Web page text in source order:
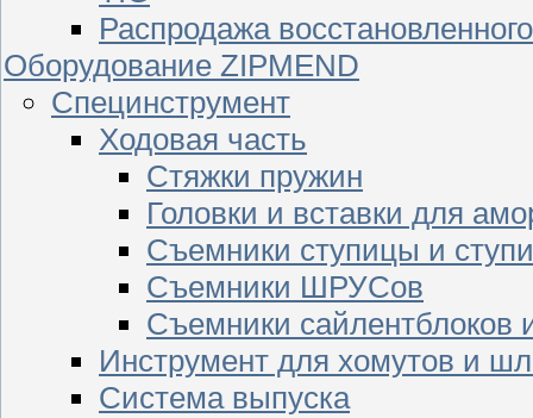
Распродажа
Оборудование ZIPMEND
Специнструмент
Ходовая часть
Стяжки пружин
Головки и вставки для
Съемники ступицы и
Съемники ШРУСов
Съемники сайлентблоков
Инструмент для хомутов и
Система выпуска